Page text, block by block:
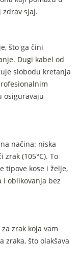
zdrav sjaj.
što ga čini
Dugi kabel od
slobodu kretanja
osiguravaju
načina: niska
zrak (105°C). To
tipove kose i želje,
oblikovanja bez
zrak koja vam
zraka, što olakšava